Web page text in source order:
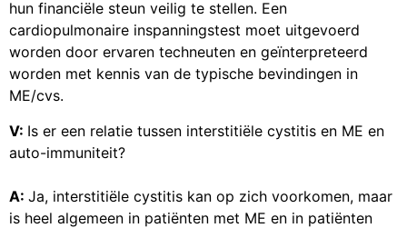
hun financiële steun veilig te stellen. Een
cardiopulmonaire inspanningstest moet uitgevoerd
worden door ervaren techneuten en geïnterpreteerd
worden met kennis van de typische bevindingen in
ME/cvs.
V: Is er een relatie tussen interstitiële cystitis en ME en
auto-immuniteit?
A: Ja, interstitiële cystitis kan op zich voorkomen, maar
is heel algemeen in patiënten met ME en in patiënten